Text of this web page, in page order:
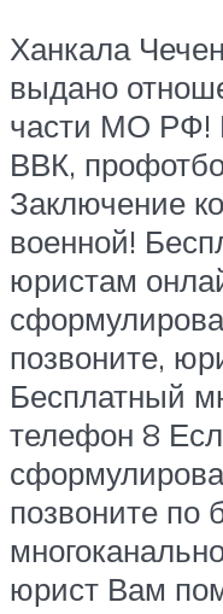
Ханкала
выдано
части МО РФ!
ВВК,
Заключение
военной!
юристам
позвоните,
Бесплатный
телефон 8
позвоните по
юрист Вам